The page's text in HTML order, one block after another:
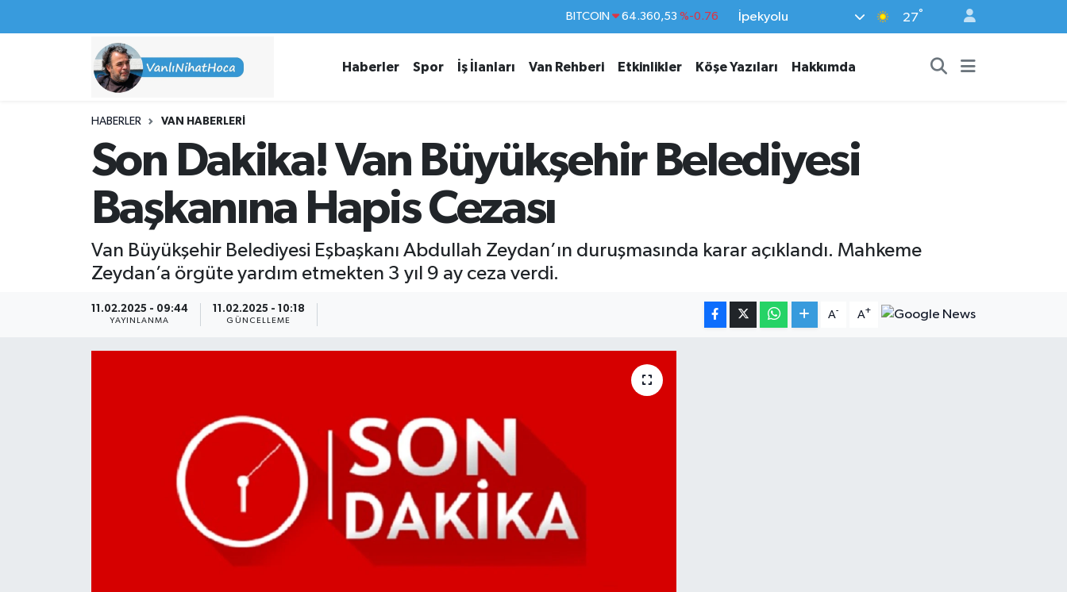
47,7069
BİST100
İpekyolu 27°
Haberler Spor İş İlanları Van Rehberi Etkinlikler Köşe Yazıları Hakkımda
HABERLER VAN HABERLERI
Son Dakika! Van Büyükşehir Belediyesi
Başkanına Hapis Cezası
Van Büyükşehir Belediyesi Eşbaşkanı Abdullah Zeydan’ın duruşmasında karar açıklandı. Mahkeme
Zeydan’a örgüte yardım etmekten 3 yıl 9 ay ceza verdi.
11.02.2025 - 09:44
YAYINLANMA
11.02.2025 - 10:18
GÜNCELLEME
A- A+
Haberler
İş İlanları
Etkinlikler
Hakkımda
İpekyolu Nöbetçi Eczaneler
İpekyolu Trafik Yoğunluk Haritası
Tüm Manşetler
Son Dakika Haberleri
Haber Arşivi